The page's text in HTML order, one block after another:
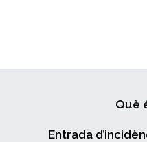
Què
Entrada